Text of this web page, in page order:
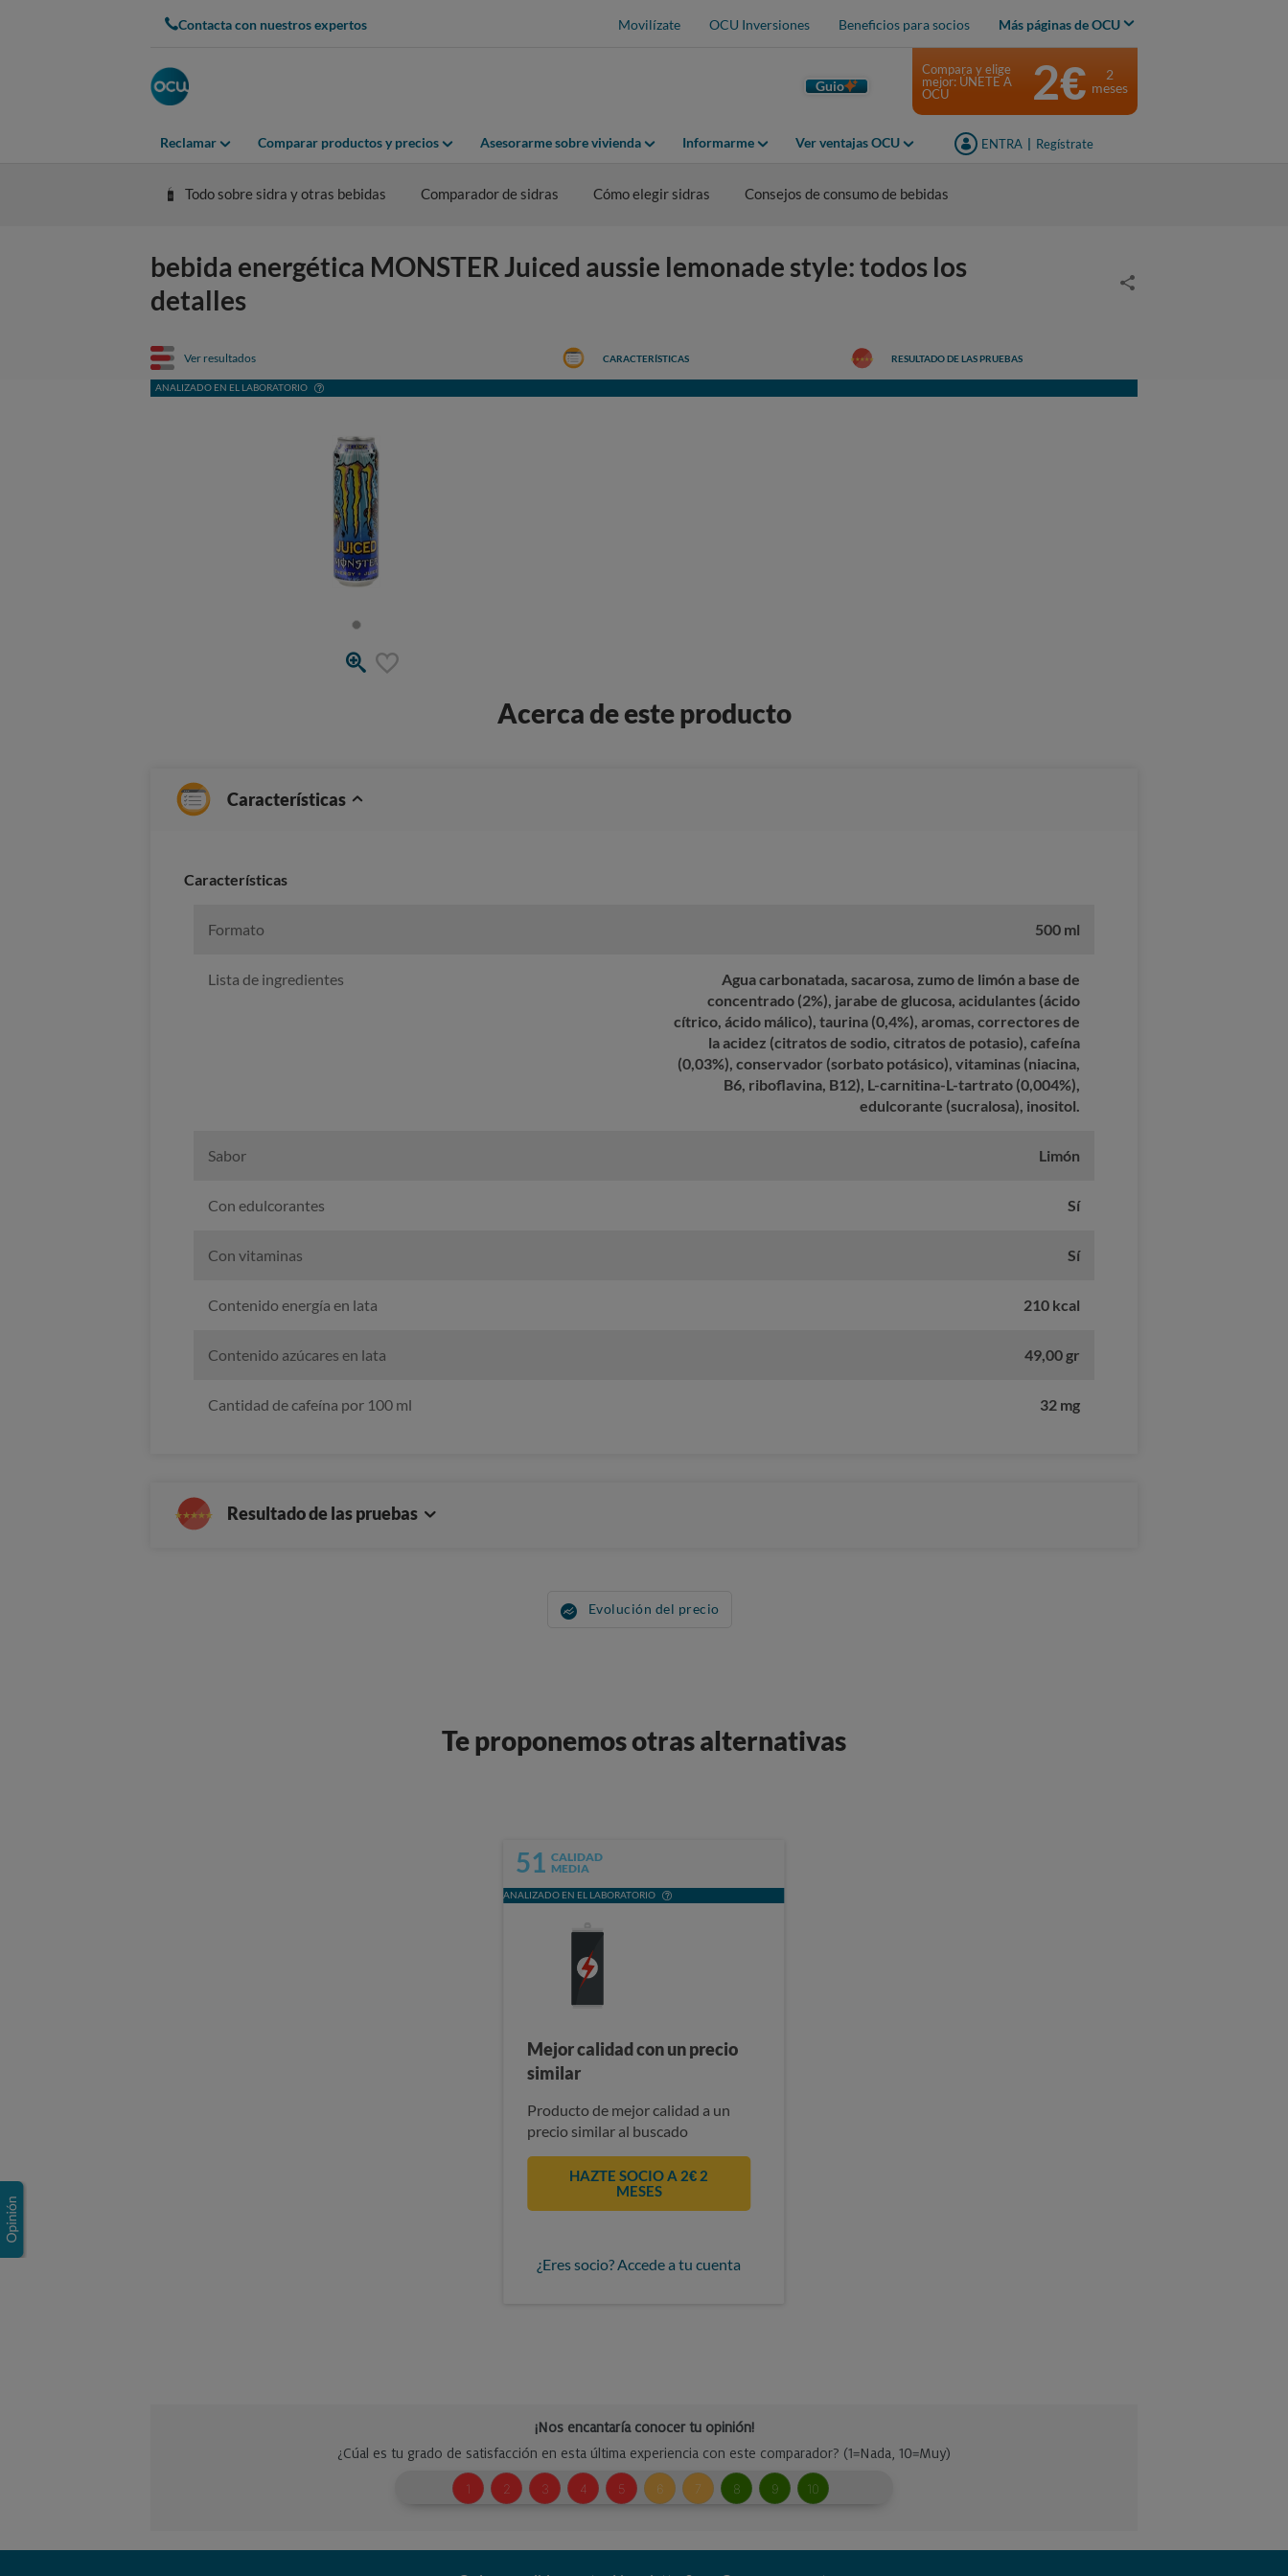
Contacta con nuestros expertos Movilízate OCU Inversiones Beneficios para socios Más páginas de OCU
Guio
Reclamar Comparar productos y precios Asesorarme sobre vivienda Informarme Ver ventajas OCU ENTRA Regístrate
Compara y elige
mejor: ÚNETE A
OCU
2€
2
meses
Todo sobre sidra y otras bebidas Comparador de sidras Cómo elegir sidras Consejos de consumo de bebidas
bebida energética MONSTER Juiced aussie lemonade style: todos los
detalles
Ver resultados
ANALIZADO EN EL LABORATORIO
CARACTERÍSTICAS RESULTADO DE LAS PRUEBAS
Acerca de este producto
Características
Caracterí­sticas
Formato 500 ml
Lista de ingredientes
Agua carbonatada, sacarosa, zumo de limón a base de
concentrado (2%), jarabe de glucosa, acidulantes (ácido
cítrico, ácido málico), taurina (0,4%), aromas, correctores de
la acidez (citratos de sodio, citratos de potasio), cafeína
(0,03%), conservador (sorbato potásico), vitaminas (niacina,
B6, riboflavina, B12), L-carnitina-L-tartrato (0,004%),
edulcorante (sucralosa), inositol.
Sabor Limón
Con edulcorantes Sí
Con vitaminas Sí
Contenido energía en lata 210 kcal
Contenido azúcares en lata 49,00 gr
Cantidad de cafeína por 100 ml 32 mg
Resultado de las pruebas
Evolución del precio
Te proponemos otras alternativas
51 CALIDAD
MEDIA
ANALIZADO EN EL LABORATORIO
Mejor calidad con un precio
similar
Producto de mejor calidad a un
precio similar al buscado
HAZTE SOCIO A 2€ 2
MESES
¿Eres socio? Accede a tu cuenta